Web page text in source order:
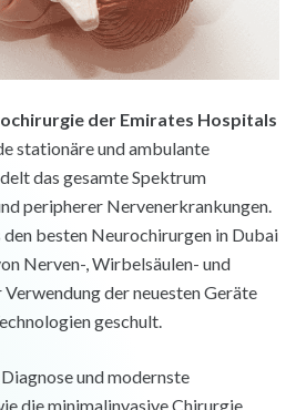
der Emirates Hospitals
stationäre und ambulante
das gesamte Spektrum
peripherer Nervenerkrankungen.
den besten Neurochirurgen in Dubai
Nerven-, Wirbelsäulen- und
der neuesten Geräte
geschult.
und modernste
die minimalinvasive Chirurgie